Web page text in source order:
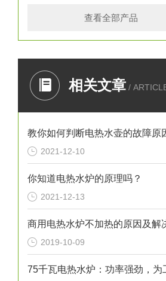
查看全部产品
相关文章 /
教你如何判断电热水壶的故障原
2021-12-10
你知道电热水炉的原理吗？
2021-12-13
商用电热水炉不加热的原因及解
2019-10-09